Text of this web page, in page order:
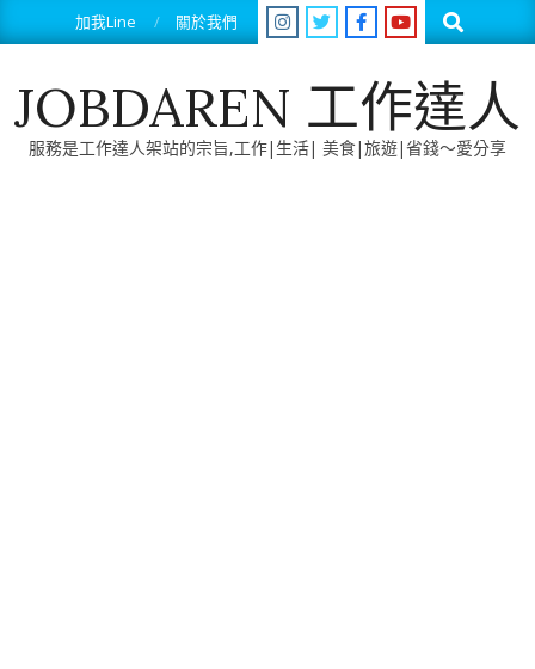
to
加我Line 關於我們 Search
JOBDAREN 工作達人
服務是工作達人架站的宗旨,工作|生活| 美食|旅遊|省錢～愛分享